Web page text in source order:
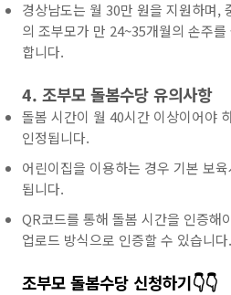
경상남도는 월 30만 원을 지원하며,
의 조부모가 만 24~35개월의 손주
합니다.
4. 조부모 돌봄수당 유의사항
돌봄 시간이 월 40시간 이상이어야
인정됩니다.
어린이집을 이용하는 경우 기본 보
됩니다.
QR코드를 통해 돌봄 시간을 인증해
업로드 방식으로 인증할 수 있습니다.
조부모 돌봄수당 신청하기👇👇